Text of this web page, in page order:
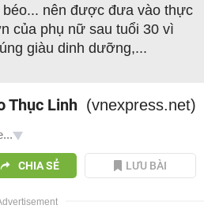
béo... nên được đưa vào thực
của phụ nữ sau tuổi 30 vì
giàu dinh dưỡng,...
Thục Linh (vnexpress.net)
CHIA SẺ LƯU BÀI